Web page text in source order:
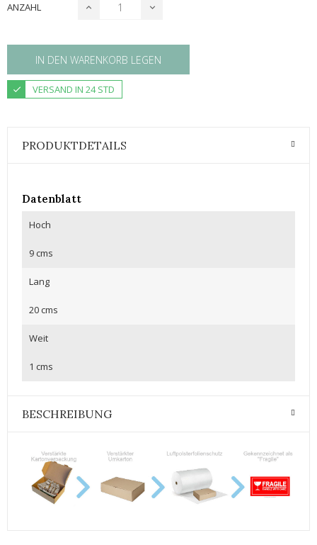
ANZAHL
IN DEN WARENKORB LEGEN
VERSAND IN 24 STD
PRODUKTDETAILS
Datenblatt
Hoch
9 cms
Lang
20 cms
Weit
1 cms
BESCHREIBUNG